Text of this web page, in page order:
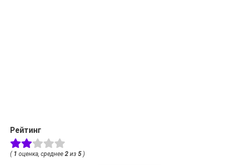
Рейтинг
( 1 оценка, среднее 2 из 5 )